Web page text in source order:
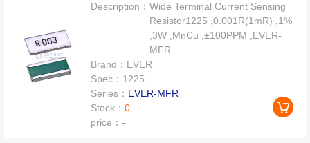
Description：Wide Terminal Current Sensing
Resistor1225 ,0.001R(1mR) ,1%
,3W ,MnCu ,±100PPM ,EVER-
MFR
Brand： EVER
Spec： 1225
Series： EVER-MFR
Stock：0
price：-